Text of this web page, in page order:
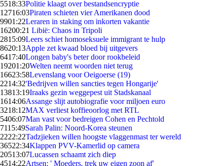
5518:33Politie klaagt over bestandsencryptie
12716:03Piraten schieten vier Amerikanen dood
9901:22Leraren in staking om inkorten vakantie
16200:21 Libië: Chaos in Tripoli
2815:09Leers schiet homoseksuele immigrant te hulp
8620:13Apple zet kwaad bloed bij uitgevers
6417:40Longen baby's beter door rookbeleid
19201:20Welten neemt woorden niet terug
16623:58Levenslang voor Oeigoerse (19)
2214:32'Bedrijven willen sancties tegen Hongarije'
13813:19Iraaks gezin weggepest uit Stadskanaal
1614:06Assange slijt autobiografie voor miljoen euro
3218:12MAX verliest koffieoorlog met RTL
5406:07Man vast voor bedreigen Cohen en Pechtold
7115:49Sarah Palin: Noord-Korea steunen
2222:22Tadzjieken willen hoogste vlaggenmast ter wereld
36522:34Klappen PVV-Kamerlid op camera
20513:07Lucassen schaamt zich diep
4514:22Artsen: ' Moeders, trek uw eigen zoon af'